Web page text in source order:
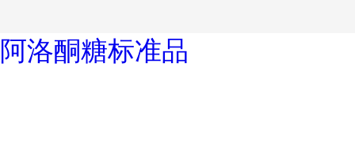
阿洛酮糖标准品